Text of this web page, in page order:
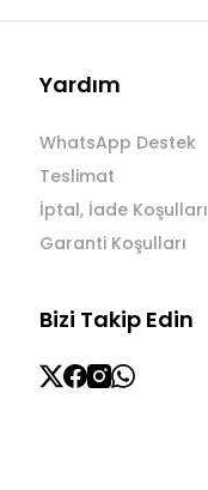
Yardım
WhatsApp Destek
Teslimat
İptal, İade Koşulları
Garanti Koşulları
Bizi Takip Edin